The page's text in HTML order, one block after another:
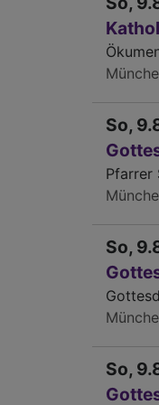
So,
Pfarrer
So,
So,